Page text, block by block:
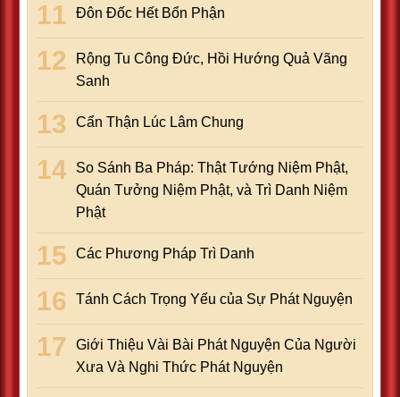
Đôn Đốc Hết Bổn Phận
Rộng Tu Công Đức, Hồi Hướng Quả Vãng
Sanh
Cẩn Thận Lúc Lâm Chung
So Sánh Ba Pháp: Thật Tướng Niệm Phật,
Quán Tưởng Niệm Phật, và Trì Danh Niệm
Phật
Các Phương Pháp Trì Danh
Tánh Cách Trọng Yếu của Sự Phát Nguyện
Giới Thiệu Vài Bài Phát Nguyện Của Người
Xưa Và Nghi Thức Phát Nguyện